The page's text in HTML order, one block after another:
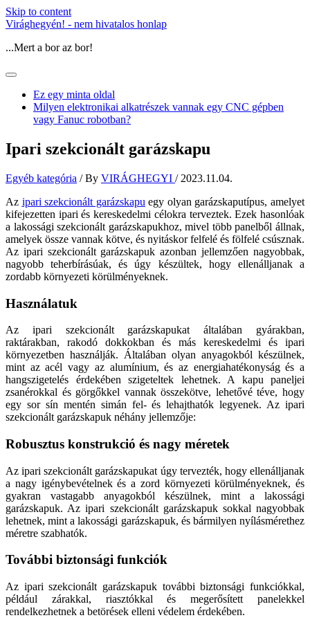
Skip to content
Virághegyén! - nem hivatalos honlap
...Mert a bor az bor!
Ez egy minta oldal
Milyen elektronikai alkatrészek vannak egy CNC gépben
vagy Fanuc robotban?
Ipari szekcionált garázskapu
Egyéb kategória / By VIRÁGHEGYI / 2023.11.04.
Az ipari szekcionált garázskapu egy olyan garázskaputípus, amelyet
kifejezetten ipari és kereskedelmi célokra terveztek. Ezek hasonlóak
a lakossági szekcionált garázskapukhoz, mivel több panelből állnak,
amelyek össze vannak kötve, és nyitáskor felfelé és fölfelé csúsznak.
Az ipari szekcionált garázskapuk azonban jellemzően nagyobbak,
nagyobb teherbírásúak, és úgy készültek, hogy ellenálljanak a
zordabb környezeti körülményeknek.
Használatuk
Az ipari szekcionált garázskapukat általában gyárakban,
raktárakban, rakodó dokkokban és más kereskedelmi és ipari
környezetben használják. Általában olyan anyagokból készülnek,
mint az acél vagy az alumínium, és az energiahatékonyság és a
hangszigetelés érdekében szigeteltek lehetnek. A kapu paneljei
zsanérokkal és görgőkkel vannak összekötve, lehetővé téve, hogy
egy sor sín mentén simán fel- és lehajthatók legyenek. Az ipari
szekcionált garázskapuk néhány jellemzője:
Robusztus konstrukció és nagy méretek
Az ipari szekcionált garázskapukat úgy tervezték, hogy ellenálljanak
a nagy igénybevételnek és a zord környezeti körülményeknek, és
gyakran vastagabb anyagokból készülnek, mint a lakossági
garázskapuk. Az ipari szekcionált garázskapuk sokkal nagyobbak
lehetnek, mint a lakossági garázskapuk, és bármilyen nyílásmérethez
méretre szabhatók.
További biztonsági funkciók
Az ipari szekcionált garázskapuk további biztonsági funkciókkal,
például zárakkal, riasztókkal és megerősített panelekkel
rendelkezhetnek a betörések elleni védelem érdekében.